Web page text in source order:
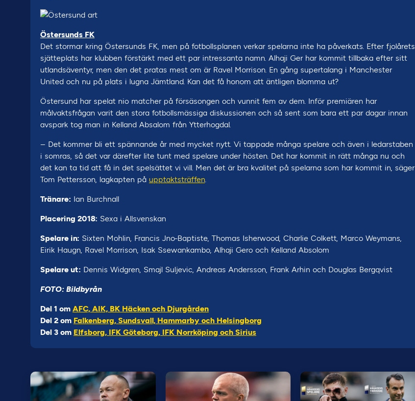
Östersunds FK
Det stormar kring Östersunds FK, men på fotbollsplanen verkar spelarna inte ha påverkats. Efter fjolårets
sjätteplats har klubben förstärkt med ett par intressanta namn. Alhaji Ger har kommit tillbaka efter sitt
utlandsäventyr, men den det pratas mest om är Ravel Morrison. En gång supertalang i Manchester
United och nu på plats i lugna Jämtland. Kan det få honom att äntligen blomma ut?
Östersund har spelat nio matcher på försäsongen och vunnit fem av dem. Inför premiären har
målvaktsfrågan varit den stora fotbollsmässiga diskussionen och så sent som bara ett par dagar innan
avspark tog man in Kelland Absalom från Ytterhogdal.
– Det kommer bli ett spännande år med mycket nytt. Vi tappade många spelare och även i ledarstaben
i somras, så det var därefter lite tunt med spelare under hösten. Det har kommit in rätt många nu och
det kan ta tid att få in det spelsättet vi vill. Men det är bra kvalitet på spelarna som har kommit in, säger
Tom Pettersson, lagkapten på upptaktsträffen.
Tränare: Ian Burchnall
Placering 2018: Sexa i Allsvenskan
Spelare in: Sixten Mohlin, Francis Jno-Baptiste, Thomas Isherwood, Charlie Colkett, Marco Weymans,
Eirik Haugn, Ravel Morrison, Isak Ssewankambo, Alhaji Gero och Kelland Absolom
Spelare ut: Dennis Widgren, Smajl Suljevic, Andreas Andersson, Frank Arhin och Douglas Bergqvist
FOTO: Bildbyrån
Del 1 om AFC, AIK, BK Häcken och Djurgården
Del 2 om Falkenberg, Sundsvall, Hammarby och Helsingborg
Del 3 om Elfsborg, IFK Göteborg, IFK Norrköping och Sirius